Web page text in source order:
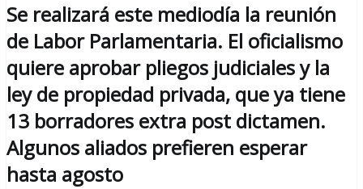
Se realizará este mediodía la reunión
de Labor Parlamentaria. El oficialismo
quiere aprobar pliegos judiciales y la
ley de propiedad privada, que ya tiene
13 borradores extra post dictamen.
Algunos aliados prefieren esperar
hasta agosto